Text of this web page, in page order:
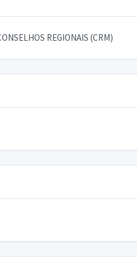
REGIONAIS (CRM)